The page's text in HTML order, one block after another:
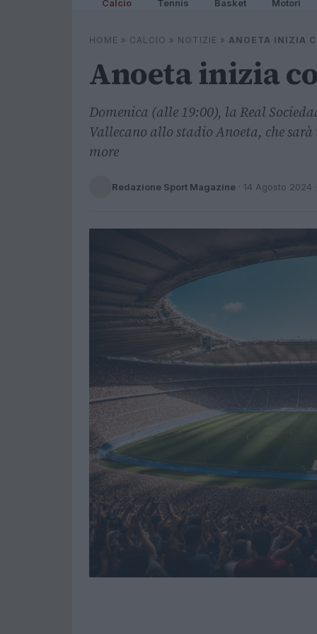
Calcio Tennis Basket Motori
HOME » CALCIO » NOTIZIE » ANOETA INIZIA
Anoeta inizia
Domenica (alle 19:00), la Real
Vallecano allo stadio Anoeta, che
more
Redazione Sport Magazine · 14 Agosto 2024